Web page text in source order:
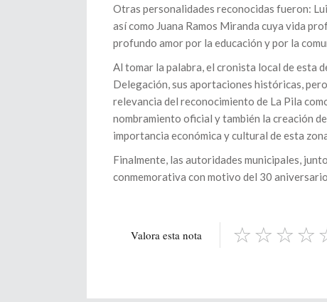
Otras personalidades reconocidas fueron:
así como Juana Ramos Miranda cuya vida
profundo amor por la educación y por la
Al tomar la palabra, el cronista local de esta
Delegación, sus aportaciones históricas,
relevancia del reconocimiento de La Pila
nombramiento oficial y también la creación
importancia económica y cultural de esta
Finalmente, las autoridades municipales,
conmemorativa con motivo del 30
Valora esta nota